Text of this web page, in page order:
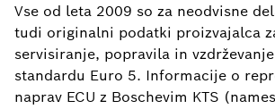
Vse od leta 2009 so za neodvisne
tudi originalni podatki proizvajalca
servisiranje, popravila in
standardu Euro 5. Informacije o
naprav ECU z Boschevim KTS